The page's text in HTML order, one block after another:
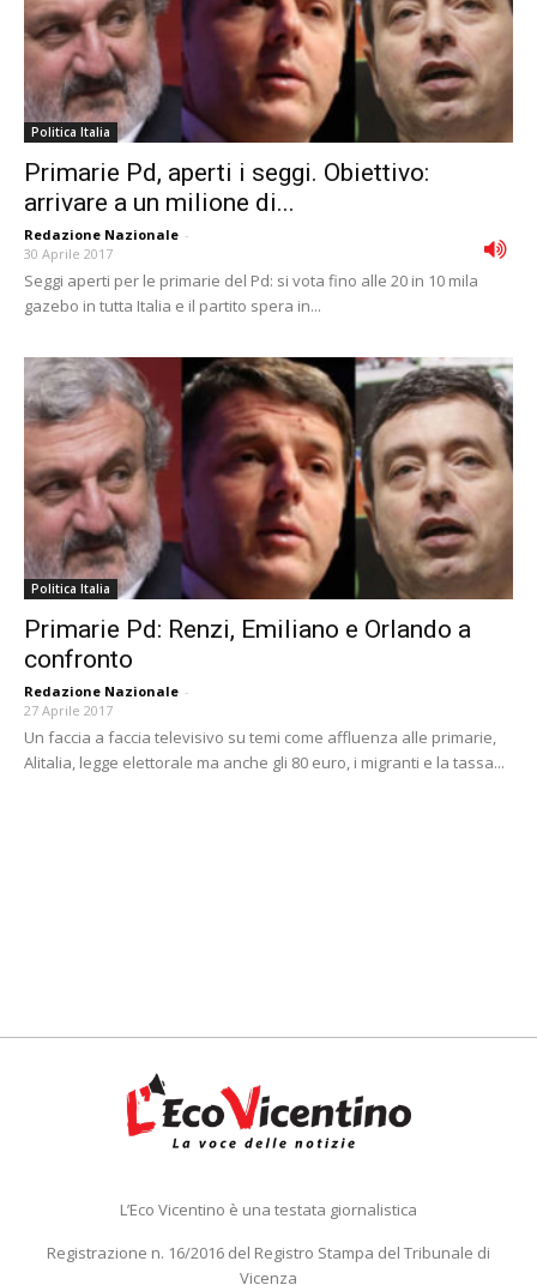
Politica Italia
Primarie Pd, aperti i seggi. Obiettivo:
arrivare a un milione di...
Redazione Nazionale -
30 Aprile 2017
Seggi aperti per le primarie del Pd: si vota fino alle 20 in 10 mila
gazebo in tutta Italia e il partito spera in...
Politica Italia
Primarie Pd: Renzi, Emiliano e Orlando a
confronto
Redazione Nazionale -
27 Aprile 2017
Un faccia a faccia televisivo su temi come affluenza alle primarie,
Alitalia, legge elettorale ma anche gli 80 euro, i migranti e la tassa...
L’Eco Vicentino è una testata giornalistica
Registrazione n. 16/2016 del Registro Stampa del Tribunale di
Vicenza